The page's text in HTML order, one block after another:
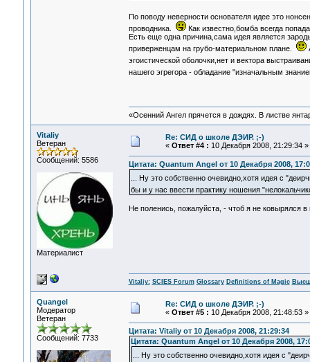
По поводу неверности основателя идее это
проводника.
Как известно,бомба всегда
Есть еще одна причина,сама идея является
приверженцам на грубо-материальном плане.
эгоистической оболочки,нет и вектора
нашего эгрегора - обладание "изначальным
«Осенний Ангел прячется в дождях. В листве
Vitaliy
Ветеран
Сообщений: 5586
Материалист
Re: СИД о школе ДЭИР. ;-)
« Ответ #4 : 10 Декабря 2008, 21:29:34 »
Цитата: Quantum Angel от 10 Декабря 2008,
... Ну это собственно очевидно,хотя идея с
бы и у нас ввести практику ношения
Не поленись, пожалуйста, - чтоб я не ковырялся
Vitaliy: SCIES Forum Glossary Definitions of Magic
Quangel
Модератор
Ветеран
Сообщений: 7733
Re: СИД о школе ДЭИР. ;-)
« Ответ #5 : 10 Декабря 2008, 21:48:53 »
Цитата: Vitaliy от 10 Декабря 2008, 21:29:34
Цитата: Quantum Angel от 10 Декабря 2008,
... Ну это собственно очевидно,хотя идея с